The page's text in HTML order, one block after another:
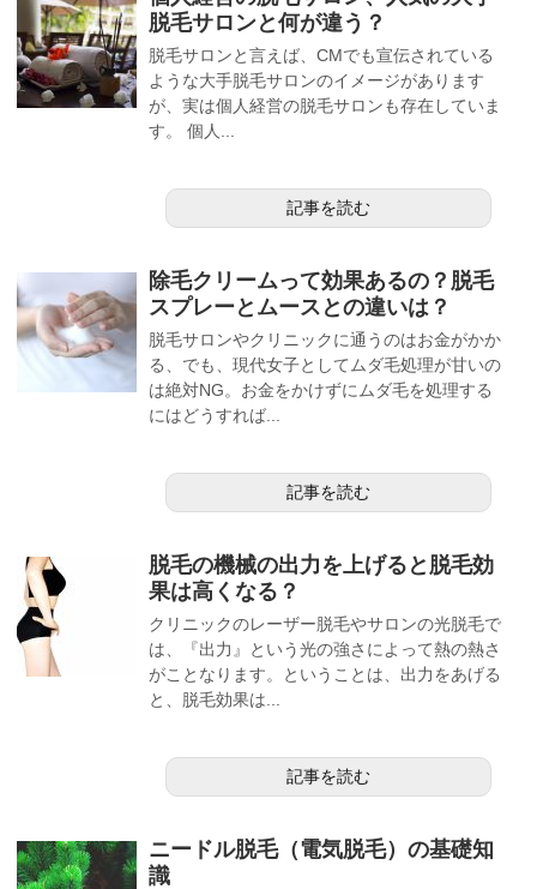
脱毛サロンと何が違う？
脱毛サロンと言えば、CMでも宣伝されている
ような大手脱毛サロンのイメージがあります
が、実は個人経営の脱毛サロンも存在していま
す。 個人...
記事を読む
除毛クリームって効果あるの？脱毛
スプレーとムースとの違いは？
脱毛サロンやクリニックに通うのはお金がかか
る、でも、現代女子としてムダ毛処理が甘いの
は絶対NG。お金をかけずにムダ毛を処理する
にはどうすれば...
記事を読む
脱毛の機械の出力を上げると脱毛効
果は高くなる？
クリニックのレーザー脱毛やサロンの光脱毛で
は、『出力』という光の強さによって熱の熱さ
がことなります。ということは、出力をあげる
と、脱毛効果は...
記事を読む
ニードル脱毛（電気脱毛）の基礎知
識